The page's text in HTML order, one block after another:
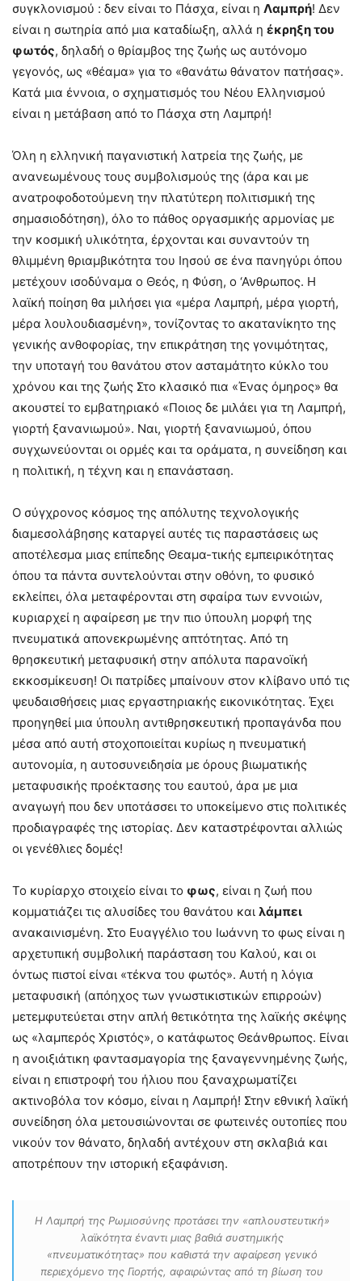
συγκλονισμού : δεν είναι το Πάσχα, είναι η Λαμπρή! Δεν
είναι η σωτηρία από μια καταδίωξη, αλλά η έκρηξη του
φωτός, δηλαδή ο θρίαμβος της ζωής ως αυτόνομο
γεγονός, ως «θέαμα» για το «θανάτω θάνατον πατήσας».
Κατά μια έννοια, ο σχηματισμός του Νέου Ελληνισμού
είναι η μετάβαση από το Πάσχα στη Λαμπρή!
Όλη η ελληνική παγανιστική λατρεία της ζωής, με
ανανεωμένους τους συμβολισμούς της (άρα και με
ανατροφοδοτούμενη την πλατύτερη πολιτισμική της
σημασιοδότηση), όλο το πάθος οργασμικής αρμονίας με
την κοσμική υλικότητα, έρχονται και συναντούν τη
θλιμμένη θριαμβικότητα του Ιησού σε ένα πανηγύρι όπου
μετέχουν ισοδύναμα ο Θεός, η Φύση, ο ‘Ανθρωπος. Η
λαϊκή ποίηση θα μιλήσει για «μέρα Λαμπρή, μέρα γιορτή,
μέρα λουλουδιασμένη», τονίζοντας το ακατανίκητο της
γενικής ανθοφορίας, την επικράτηση της γονιμότητας,
την υποταγή του θανάτου στον ασταμάτητο κύκλο του
χρόνου και της ζωής Στο κλασικό πια «Ένας όμηρος» θα
ακουστεί το εμβατηριακό «Ποιος δε μιλάει για τη Λαμπρή,
γιορτή ξανανιωμού». Ναι, γιορτή ξανανιωμού, όπου
συγχωνεύονται οι ορμές και τα οράματα, η συνείδηση και
η πολιτική, η τέχνη και η επανάσταση.
Ο σύγχρονος κόσμος της απόλυτης τεχνολογικής
διαμεσολάβησης καταργεί αυτές τις παραστάσεις ως
αποτέλεσμα μιας επίπεδης Θεαμα-τικής εμπειρικότητας
όπου τα πάντα συντελούνται στην οθόνη, το φυσικό
εκλείπει, όλα μεταφέρονται στη σφαίρα των εννοιών,
κυριαρχεί η αφαίρεση με την πιο ύπουλη μορφή της
πνευματικά απονεκρωμένης απτότητας. Από τη
θρησκευτική μεταφυσική στην απόλυτα παρανοϊκή
εκκοσμίκευση! Οι πατρίδες μπαίνουν στον κλίβανο υπό τις
ψευδαισθήσεις μιας εργαστηριακής εικονικότητας. Έχει
προηγηθεί μια ύπουλη αντιθρησκευτική προπαγάνδα που
μέσα από αυτή στοχοποιείται κυρίως η πνευματική
αυτονομία, η αυτοσυνειδησία με όρους βιωματικής
μεταφυσικής προέκτασης του εαυτού, άρα με μια
αναγωγή που δεν υποτάσσει το υποκείμενο στις πολιτικές
προδιαγραφές της ιστορίας. Δεν καταστρέφονται αλλιώς
οι γενέθλιες δομές!
Το κυρίαρχο στοιχείο είναι το φως, είναι η ζωή που
κομματιάζει τις αλυσίδες του θανάτου και λάμπει
ανακαινισμένη. Στο Ευαγγέλιο του Ιωάννη το φως είναι η
αρχετυπική συμβολική παράσταση του Καλού, και οι
όντως πιστοί είναι «τέκνα του φωτός». Αυτή η λόγια
μεταφυσική (απόηχος των γνωστικιστικών επιρροών)
μετεμφυτεύεται στην απλή θετικότητα της λαϊκής σκέψης
ως «λαμπερός Χριστός», ο κατάφωτος Θεάνθρωπος. Είναι
η ανοιξιάτικη φαντασμαγορία της ξαναγεννημένης ζωής,
είναι η επιστροφή του ήλιου που ξαναχρωματίζει
ακτινοβόλα τον κόσμο, είναι η Λαμπρή! Στην εθνική λαϊκή
συνείδηση όλα μετουσιώνονται σε φωτεινές ουτοπίες που
νικούν τον θάνατο, δηλαδή αντέχουν στη σκλαβιά και
αποτρέπουν την ιστορική εξαφάνιση.
Η Λαμπρή της Ρωμιοσύνης προτάσει την «απλουστευτική»
λαϊκότητα έναντι μιας βαθιά συστημικής
«πνευματικότητας» που καθιστά την αφαίρεση γενικό
περιεχόμενο της Γιορτής, αφαιρώντας από τη βίωση του